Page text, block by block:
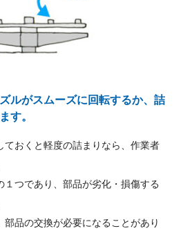
ルがスムーズに回転するか、詰
す。
ておくと軽度の詰まりなら、作業者
１つであり、部品が劣化・損傷する
品の交換が必要になることがあり